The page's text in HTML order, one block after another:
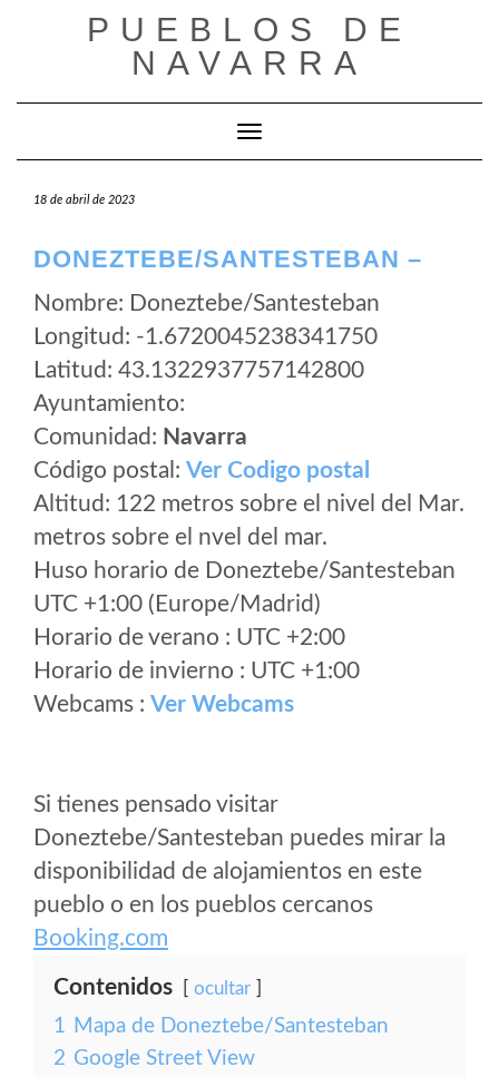
PUEBLOS DE
NAVARRA
Cambiar modo de navegación
18 de abril de 2023
DONEZTEBE/SANTESTEBAN –
Nombre: Doneztebe/Santesteban
Longitud: -1.6720045238341750
Latitud: 43.1322937757142800
Ayuntamiento:
Comunidad: Navarra
Código postal: Ver Codigo postal
Altitud: 122 metros sobre el nivel del Mar.
metros sobre el nvel del mar.
Huso horario de Doneztebe/Santesteban
UTC +1:00 (Europe/Madrid)
Horario de verano : UTC +2:00
Horario de invierno : UTC +1:00
Webcams : Ver Webcams
Si tienes pensado visitar
Doneztebe/Santesteban puedes mirar la
disponibilidad de alojamientos en este
pueblo o en los pueblos cercanos
Booking.com
Contenidos ocultar
1 Mapa de Doneztebe/Santesteban
2 Google Street View